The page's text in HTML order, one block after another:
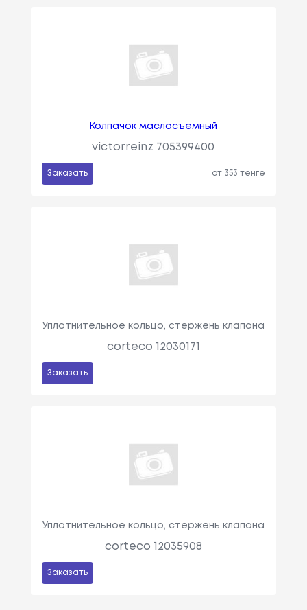
Колпачок маслосъемный
victorreinz 705399400
Заказать от 353 тенге
Уплотнительное кольцо, стержень клапана
corteco 12030171
Заказать
Уплотнительное кольцо, стержень клапана
corteco 12035908
Заказать